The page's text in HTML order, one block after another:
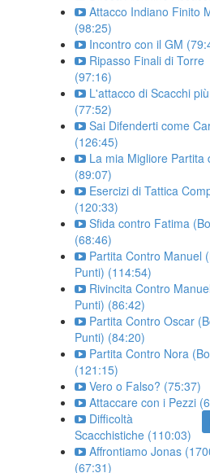
Attacco Indiano Finito
(98:25)
Incontro con il GM
Ripasso Finali di Torre
(97:16)
L'attacco di Scacchi
(77:52)
Sai Difenderti come
(126:45)
La mia Migliore Partita
(89:07)
Esercizi di Tattica
(120:33)
Sfida contro Fatima
(68:46)
Partita Contro Manuel
Punti) (114:54)
Rivincita Contro
Punti) (86:42)
Partita Contro Oscar
Punti) (84:20)
Partita Contro Nora
(121:15)
Vero o Falso? (75:37)
Attaccare con i Pezzi
Difficoltà
Scacchistiche (110:03)
Affrontiamo Jonas
(67:31)